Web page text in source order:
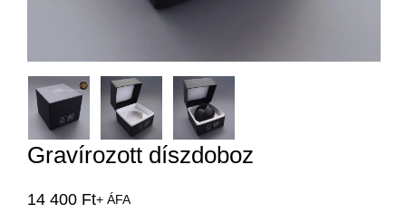
Gravírozott díszdoboz
14 400 Ft+ ÁFA